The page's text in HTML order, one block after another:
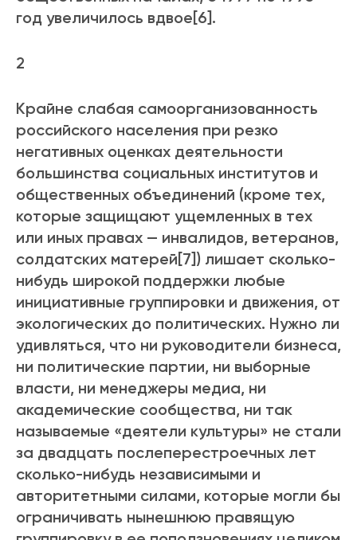
год увеличилось вдвое[6].
2
Крайне слабая самоорганизованность
российского населения при резко
негативных оценках деятельности
большинства социальных институтов и
общественных объединений (кроме тех,
которые защищают ущемленных в тех
или иных правах — инвалидов, ветеранов,
солдатских матерей[7]) лишает сколько-
нибудь широкой поддержки любые
инициативные группировки и движения, от
экологических до политических. Нужно ли
удивляться, что ни руководители бизнеса,
ни политические партии, ни выборные
власти, ни менеджеры медиа, ни
академические сообщества, ни так
называемые «деятели культуры» не стали
за двадцать послеперестроечных лет
сколько-нибудь независимыми и
авторитетными силами, которые могли бы
ограничивать нынешнюю правящую